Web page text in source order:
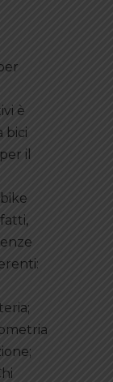
è
bici
il